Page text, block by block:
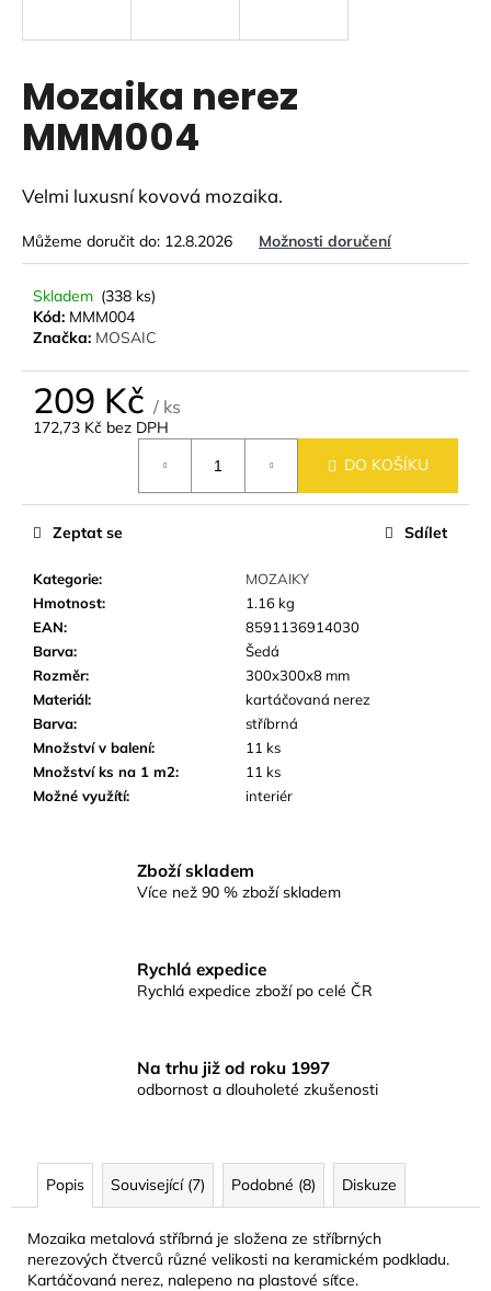
Mozaika nerez
MMM004
Velmi luxusní kovová mozaika.
Můžeme doručit do: 12.8.2026 Možnosti doručení
Skladem (338 ks)
Kód: MMM004
Značka: MOSAIC
209 Kč / ks
172,73 Kč bez DPH
DO KOŠÍKU
Kategorie:
MOZAIKY
Hmotnost:
1.16 kg
EAN:
8591136914030
Barva:
Šedá
Rozměr:
300x300x8 mm
Materiál:
kartáčovaná nerez
Barva:
stříbrná
Množství v balení:
11 ks
Množství ks na 1 m2:
11 ks
Možné využítí: interiér
Zeptat se Sdílet
Zboží skladem
Více než 90 % zboží skladem
Rychlá expedice
Rychlá expedice zboží po celé ČR
Na trhu již od roku 1997
odbornost a dlouholeté zkušenosti
Popis Související (7) Podobné (8) Diskuze
Mozaika metalová stříbrná je složena ze stříbrných
nerezových čtverců různé velikosti na keramickém podkladu.
Kartáčovaná nerez, nalepeno na plastové síťce.
í
t
?
D
o
p
o
u
e
m
e
SKLENĚNÁ
MOZAIKA
MSB36
BÍLO-
MODRO-
ŠEDÁ
BAZÉNOVÁ